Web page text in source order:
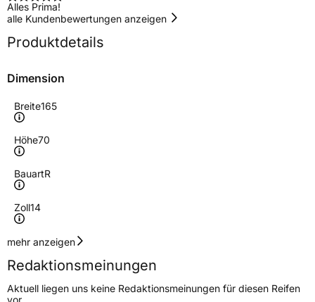
Alles Prima!
alle Kundenbewertungen anzeigen
Produktdetails
Dimension
Breite165
Höhe70
BauartR
Zoll14
Geschwindigkeitsindex
Höchstgeschwindigkeit
190 km/h
Lastindex85
mehr anzeigen
Redaktionsmeinungen
Aktuell liegen uns keine Redaktionsmeinungen für diesen Reifen